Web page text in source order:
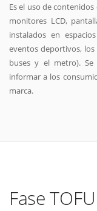
Es el uso de
monitores LCD,
instalados en
eventos deportivos, los
buses y el metro).
informar a los
marca.
Fase TOFU